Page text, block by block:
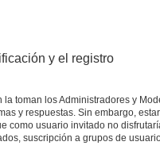
y el registro
toman los Administradores y
y respuestas. Sin embargo,
como usuario invitado no
suscripción a grupos de